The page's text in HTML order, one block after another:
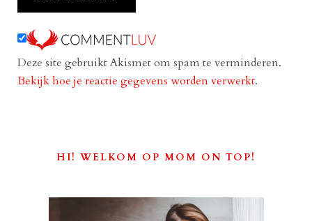
Deze site gebruikt Akismet om spam te verminderen.
Bekijk hoe je reactie gegevens worden verwerkt.
HI! WELKOM OP MOM ON TOP!